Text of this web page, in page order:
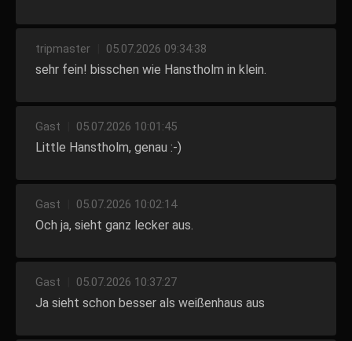
tripmaster 05.07.2026 09:34:38
sehr fein! bisschen wie Hanstholm in klein.
Gast 05.07.2026 10:01:45
Little Hanstholm, genau :-)
Gast 05.07.2026 10:02:14
Och ja, sieht ganz lecker aus.
Gast 05.07.2026 10:37:27
Ja sieht schon besser als weißenhaus aus